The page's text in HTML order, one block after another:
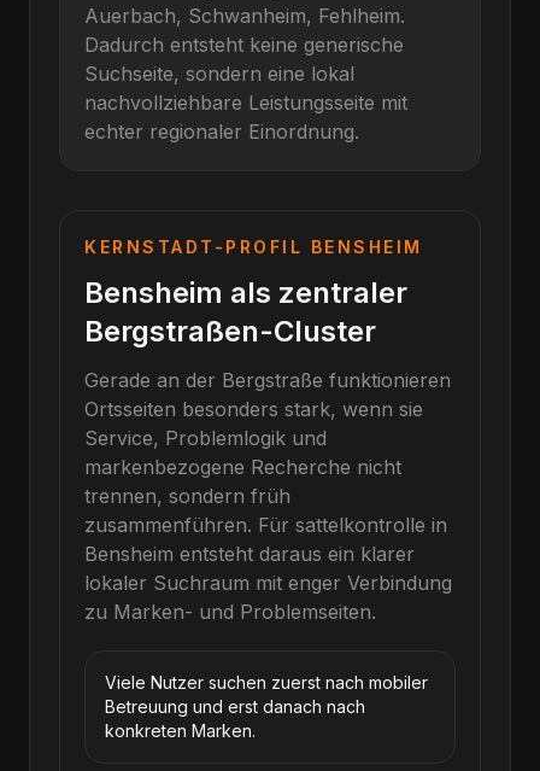
Auerbach, Schwanheim, Fehlheim.
Dadurch entsteht keine generische
Suchseite, sondern eine lokal
nachvollziehbare Leistungsseite mit
echter regionaler Einordnung.
KERNSTADT-PROFIL BENSHEIM
Bensheim als zentraler
Bergstraßen-Cluster
Gerade an der Bergstraße funktionieren
Ortsseiten besonders stark, wenn sie
Service, Problemlogik und
markenbezogene Recherche nicht
trennen, sondern früh
zusammenführen. Für sattelkontrolle in
Bensheim entsteht daraus ein klarer
lokaler Suchraum mit enger Verbindung
zu Marken- und Problemseiten.
Viele Nutzer suchen zuerst nach mobiler
Betreuung und erst danach nach
konkreten Marken.